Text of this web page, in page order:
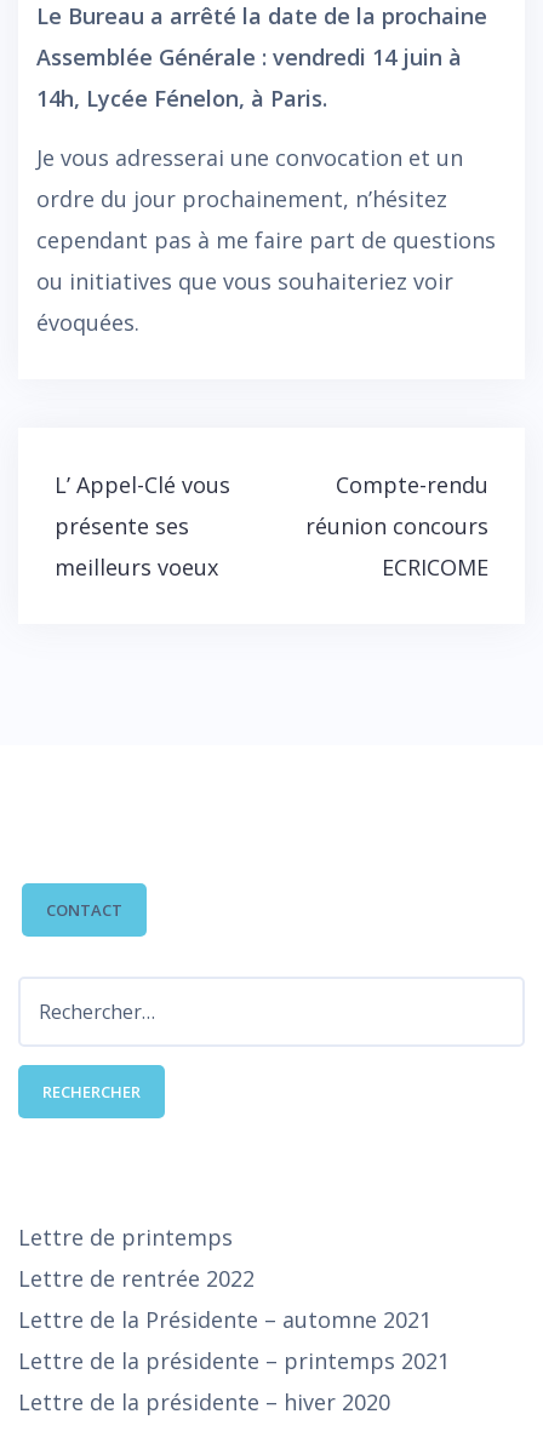
Le Bureau a arrêté la date de la prochaine
Assemblée Générale : vendredi 14 juin à
14h, Lycée Fénelon, à Paris.
Je vous adresserai une convocation et un
ordre du jour prochainement, n’hésitez
cependant pas à me faire part de questions
ou initiatives que vous souhaiteriez voir
évoquées.
Navigation
l’article
L’ Appel-Clé vous
présente ses
meilleurs voeux
Compte-rendu
réunion concours
ECRICOME
CONTACT
Lettre de printemps
Lettre de rentrée 2022
Lettre de la Présidente – automne 2021
Lettre de la présidente – printemps 2021
Lettre de la présidente – hiver 2020